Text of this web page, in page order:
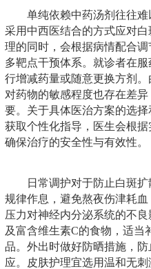
单纯依赖中药汤剂往往
采用中西医结合的方式应对
理的同时，会根据病情配合
多靶点干预体系。就诊者在
行增减药量或随意更换方剂
对药物的敏感程度也存在差
要。关于具体医治方案的选
获取个性化指导，医生会根
确保治疗的安全性与有效性。
日常调护对于防止白斑
规律作息，避免熬夜伤津耗
压力对神经内分泌系统的不
及富含维生素C的食物，适当
品。外出时做好防晒措施，
应。皮肤护理宜选用温和无